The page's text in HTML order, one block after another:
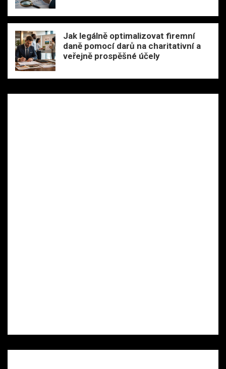
Jak legálně optimalizovat firemní
daně pomocí darů na charitativní a
veřejně prospěšné účely